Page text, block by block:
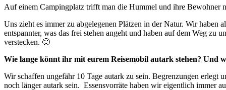
Auf einem Campingplatz trifft man die Hummel und ihre Bewohner
Uns zieht es immer zu abgelegenen Plätzen in der Natur. Wir haben
entspannter, was das frei stehen angeht und haben auf dem Weg zu
verstecken. 🙂
Wie lange könnt ihr mit eurem Reisemobil autark stehen? Und
Wir schaffen ungefähr 10 Tage autark zu sein. Begrenzungen erlegt
noch länger autark sein. Essensvorräte haben wir eigentlich immer